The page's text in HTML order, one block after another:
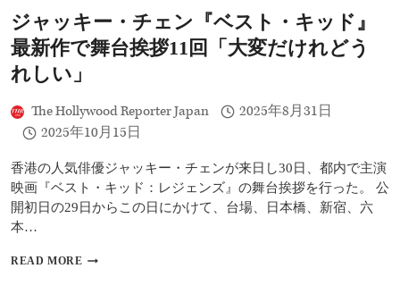
ジャッキー・チェン『ベスト・キッド』
最新作で舞台挨拶11回「大変だけれどう
れしい」
The Hollywood Reporter Japan
2025年8月31日
2025年10月15日
香港の人気俳優ジャッキー・チェンが来日し30日、都内で主演
映画『ベスト・キッド：レジェンズ』の舞台挨拶を行った。 公
開初日の29日からこの日にかけて、台場、日本橋、新宿、六
本…
READ MORE ジ